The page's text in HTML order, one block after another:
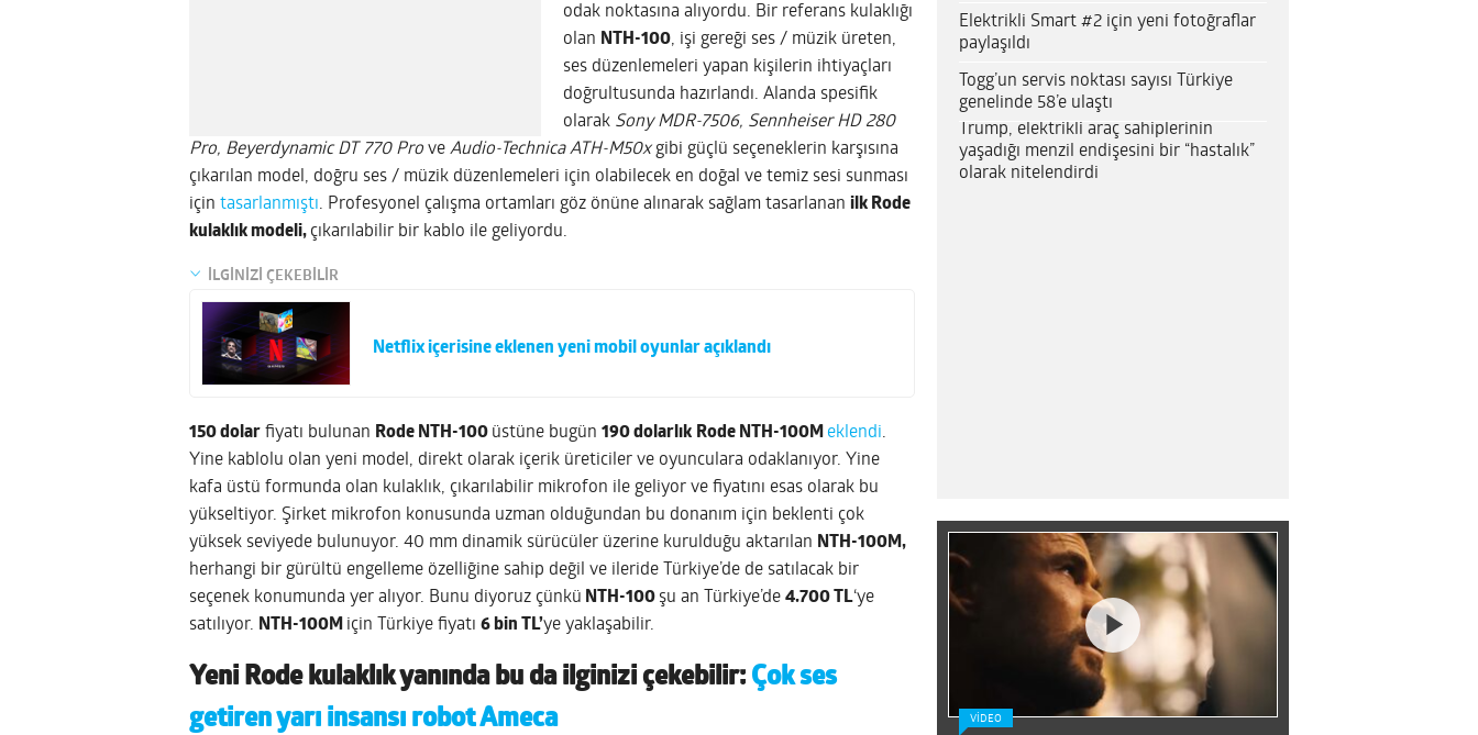
odak noktasına alıyordu. Bir referans kulaklığı
olan NTH-100, işi gereği ses / müzik üreten,
ses düzenlemeleri yapan kişilerin ihtiyaçları
doğrultusunda hazırlandı. Alanda spesifik
olarak Sony MDR-7506, Sennheiser HD 280
Pro, Beyerdynamic DT 770 Pro ve Audio-Technica ATH-M50xgibi güçlü seçeneklerin karşısına
çıkarılan model, doğru ses / müzik düzenlemeleri için olabilecek en doğal ve temiz sesi sunması
için tasarlanmıştı. Profesyonel çalışma ortamları göz önüne alınarak sağlam tasarlanan ilk Rode
kulaklık modeli, çıkarılabilir bir kablo ile geliyordu.
İLGİNİZİ ÇEKEBİLİR
Netflix içerisine eklenen yeni mobil oyunlar açıklandı
150 dolar fiyatı bulunan Rode NTH-100 üstüne bugün 190 dolarlık Rode NTH-100M eklendi.
Yine kablolu olan yeni model, direkt olarak içerik üreticiler ve oyunculara odaklanıyor. Yine
kafa üstü formunda olan kulaklık, çıkarılabilir mikrofon ile geliyor ve fiyatını esas olarak bu
yükseltiyor. Şirket mikrofon konusunda uzman olduğundan bu donanım için beklenti çok
yüksek seviyede bulunuyor. 40 mm dinamik sürücüler üzerine kurulduğu aktarılan NTH-100M,
herhangi bir gürültü engelleme özelliğine sahip değil ve ileride Türkiye’de de satılacak bir
seçenek konumunda yer alıyor. Bunu diyoruz çünkü NTH-100 şu an Türkiye’de 4.700 TL‘ye
satılıyor. NTH-100M için Türkiye fiyatı 6 bin TL’ye yaklaşabilir.
Yeni Rode kulaklık yanında bu da ilginizi çekebilir: Çok ses
getiren yarı insansı robot Ameca
Elektrikli Smart #2 için yeni fotoğraflar
paylaşıldı
Togg’un servis noktası sayısı Türkiye
genelinde 58’e ulaştı
Trump, elektrikli araç sahiplerinin
yaşadığı menzil endişesini bir “hastalık”
olarak nitelendirdi
VİDEO